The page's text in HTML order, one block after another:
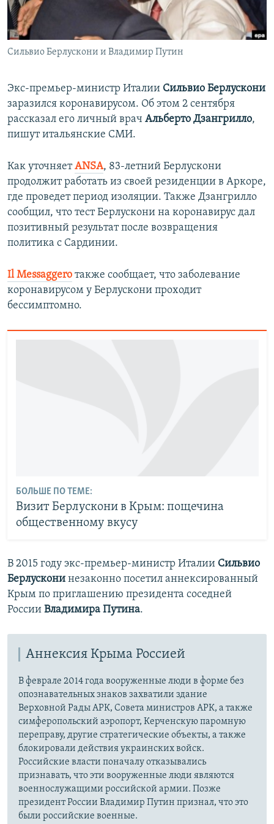
ПОБЕДИТЕЛЕЙ НЕ СУДЯТ?
КРЫМ.НЕПОКОРЕННЫЙ
ELIFBE
ПРИСОЕДИНЯЙТЕСЬ!
Все сайты RFE/RL
Сильвио Берлускони и Владимир Путин
Экс-премьер-министр Италии Сильвио Берлускони
заразился коронавирусом. Об этом 2 сентября
рассказал его личный врач Альберто Дзангрилло,
пишут итальянские СМИ.
Как уточняетANSA, 83-летний Берлускони
продолжит работать из своей резиденции в Аркоре,
где проведет период изоляции. Также Дзангрилло
сообщил, что тест Берлускони на коронавирус дал
позитивный результат после возвращения
политика с Сардинии.
Il Messaggero также сообщает, что заболевание
коронавирусом у Берлускони проходит
бессимптомно.
БОЛЬШЕ ПО ТЕМЕ:
Визит Берлускони в Крым: пощечина
общественному вкусу
В 2015 году экс-премьер-министр Италии Сильвио
Берлускони незаконно посетил аннексированный
Крым по приглашению президента соседней
России Владимира Путина.
Аннексия Крыма Россией
В феврале 2014 года вооруженные люди в форме без
опознавательных знаков захватили здание
Верховной Рады АРК, Совета министров АРК, а также
симферопольский аэропорт, Керченскую паромную
переправу, другие стратегические объекты, а также
блокировали действия украинских войск.
Российские власти поначалу отказывались
признавать, что эти вооруженные люди являются
военнослужащими российской армии. Позже
президент России Владимир Путин признал, что это
были российские военные.